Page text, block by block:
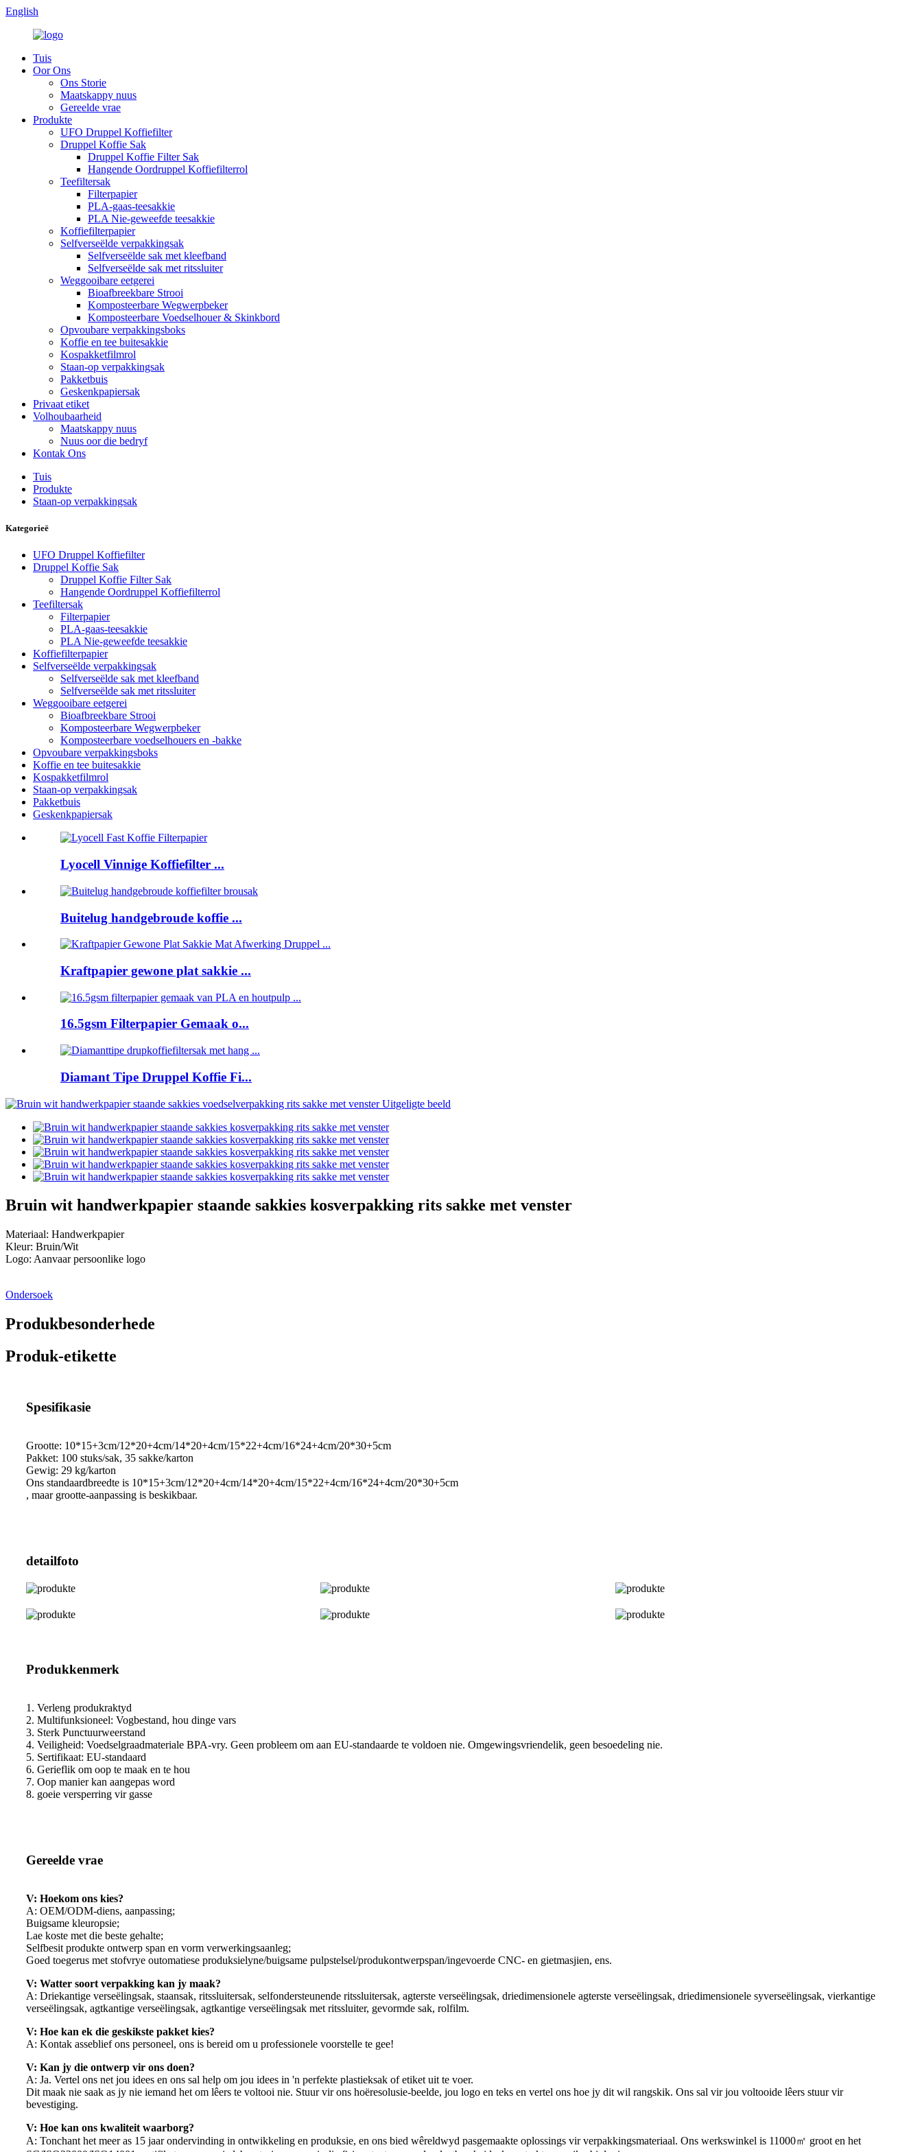
English
Tuis
Oor Ons
Ons Storie
Maatskappy nuus
Gereelde vrae
Produkte
UFO Druppel Koffiefilter
Druppel Koffie Sak
Druppel Koffie Filter Sak
Hangende Oordruppel Koffiefilterrol
Teefiltersak
Filterpapier
PLA-gaas-teesakkie
PLA Nie-geweefde teesakkie
Koffiefilterpapier
Selfverseëlde verpakkingsak
Selfverseëlde sak met kleefband
Selfverseëlde sak met ritssluiter
Weggooibare eetgerei
Bioafbreekbare Strooi
Komposteerbare Wegwerpbeker
Komposteerbare Voedselhouer & Skinkbord
Opvoubare verpakkingsboks
Koffie en tee buitesakkie
Kospakketfilmrol
Staan-op verpakkingsak
Pakketbuis
Geskenkpapiersak
Privaat etiket
Volhoubaarheid
Maatskappy nuus
Nuus oor die bedryf
Kontak Ons
Tuis
Produkte
Staan-op verpakkingsak
Kategorieë
UFO Druppel Koffiefilter
Druppel Koffie Sak
Druppel Koffie Filter Sak
Hangende Oordruppel Koffiefilterrol
Teefiltersak
Filterpapier
PLA-gaas-teesakkie
PLA Nie-geweefde teesakkie
Koffiefilterpapier
Selfverseëlde verpakkingsak
Selfverseëlde sak met kleefband
Selfverseëlde sak met ritssluiter
Weggooibare eetgerei
Bioafbreekbare Strooi
Komposteerbare Wegwerpbeker
Komposteerbare voedselhouers en -bakke
Opvoubare verpakkingsboks
Koffie en tee buitesakkie
Kospakketfilmrol
Staan-op verpakkingsak
Pakketbuis
Geskenkpapiersak
Lyocell Vinnige Koffiefilter ...
Buitelug handgebroude koffie ...
Kraftpapier gewone plat sakkie ...
16.5gsm Filterpapier Gemaak o...
Diamant Tipe Druppel Koffie Fi...
Bruin wit handwerkpapier staande sakkies kosverpakking rits sakke met venster
Materiaal: Handwerkpapier
Kleur: Bruin/Wit
Logo: Aanvaar persoonlike logo
Ondersoek
Produkbesonderhede
Produk-etikette
Spesifikasie
Grootte: 10*15+3cm/12*20+4cm/14*20+4cm/15*22+4cm/16*24+4cm/20*30+5cm
Pakket: 100 stuks/sak, 35 sakke/karton
Gewig: 29 kg/karton
Ons standaardbreedte is 10*15+3cm/12*20+4cm/14*20+4cm/15*22+4cm/16*24+4cm/20*30+5cm
, maar grootte-aanpassing is beskikbaar.
detailfoto
Produkkenmerk
1. Verleng produkraktyd
2. Multifunksioneel: Vogbestand, hou dinge vars
3. Sterk Punctuurweerstand
4. Veiligheid: Voedselgraadmateriale BPA-vry. Geen probleem om aan EU-standaarde te voldoen nie. Omgewingsvriendelik, geen besoedeling nie.
5. Sertifikaat: EU-standaard
6. Gerieflik om oop te maak en te hou
7. Oop manier kan aangepas word
8. goeie versperring vir gasse
Gereelde vrae
V: Hoekom ons kies?
A: OEM/ODM-diens, aanpassing;
Buigsame kleuropsie;
Lae koste met die beste gehalte;
Selfbesit produkte ontwerp span en vorm verwerkingsaanleg;
Goed toegerus met stofvrye outomatiese produksielyne/buigsame pulpstelsel/produkontwerpspan/ingevoerde CNC- en gietmasjien, ens.
V: Watter soort verpakking kan jy maak?
A: Driekantige verseëlingsak, staansak, ritssluitersak, selfondersteunende ritssluitersak, agterste verseëlingsak, driedimensionele agterste verseëlingsak, driedimensionele syverseëlingsak, vierkantige
verseëlingsak, agtkantige verseëlingsak, agtkantige verseëlingsak met ritssluiter, gevormde sak, rolfilm.
V: Hoe kan ek die geskikste pakket kies?
A: Kontak asseblief ons personeel, ons is bereid om u professionele voorstelle te gee!
V: Kan jy die ontwerp vir ons doen?
A: Ja. Vertel ons net jou idees en ons sal help om jou idees in 'n perfekte plastieksak of etiket uit te voer.
Dit maak nie saak as jy nie iemand het om lêers te voltooi nie. Stuur vir ons hoëresolusie-beelde, jou logo en teks en vertel ons hoe jy dit wil rangskik. Ons sal vir jou voltooide lêers stuur vir
bevestiging.
V: Hoe kan ons kwaliteit waarborg?
A: Tonchant het meer as 15 jaar ondervinding in ontwikkeling en produksie, en ons bied wêreldwyd pasgemaakte oplossings vir verpakkingsmateriaal. Ons werkswinkel is 11000㎡ groot en het